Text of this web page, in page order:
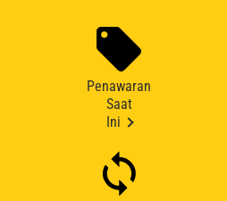
Penawaran
Saat
Ini